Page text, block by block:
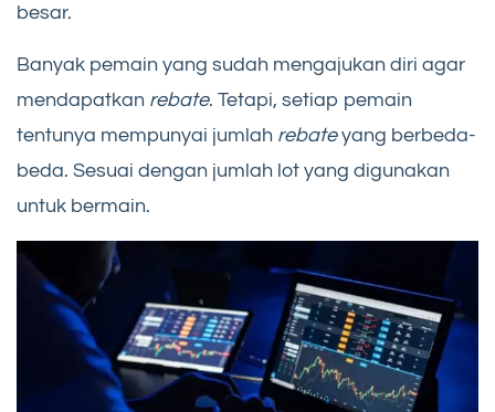
besar.
Banyak pemain yang sudah mengajukan diri agar
mendapatkan rebate. Tetapi, setiap pemain
tentunya mempunyai jumlah rebateyang berbeda-
beda. Sesuai dengan jumlah lot yang digunakan
untuk bermain.